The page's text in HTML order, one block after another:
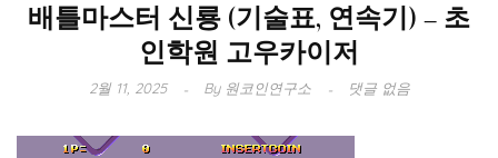
배틀마스터 신룡 (기술표, 연속기) – 초
인학원 고우카이저
2월 11, 2025 By원코인연구소 댓글 없음